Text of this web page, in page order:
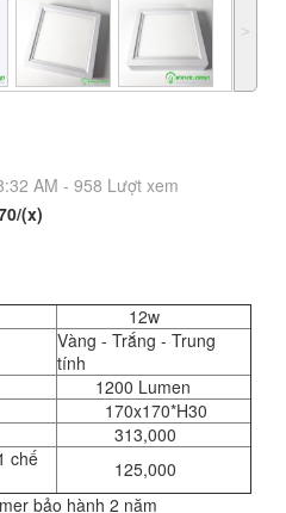
˃
AM - 958 Lượt xem
(x)
12w
Vàng - Trắng - Trung
tính
1200 Lumen
170x170*H30
313,000
chế
125,000
bảo hành 2 năm